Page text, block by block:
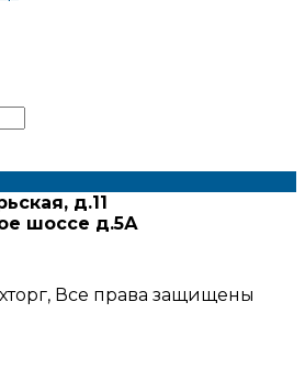
д.11
шоссе д.5А
Все права защищены